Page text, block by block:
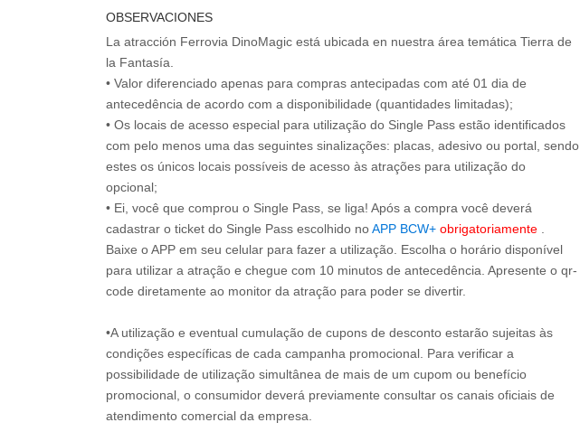
OBSERVACIONES
La atracción Ferrovia DinoMagic está ubicada en nuestra área temática Tierra de
la Fantasía.
• Valor diferenciado apenas para compras antecipadas com até 01 dia de
antecedência de acordo com a disponibilidade (quantidades limitadas);
• Os locais de acesso especial para utilização do Single Pass estão identificados
com pelo menos uma das seguintes sinalizações: placas, adesivo ou portal, sendo
estes os únicos locais possíveis de acesso às atrações para utilização do
opcional;
• Ei, você que comprou o Single Pass, se liga! Após a compra você deverá
cadastrar o ticket do Single Pass escolhido noAPP BCW+ obrigatoriamente
Baixe o APP em seu celular para fazer a utilização. Escolha o horário disponível
para utilizar a atração e chegue com 10 minutos de antecedência. Apresente o qr-
code diretamente ao monitor da atração para poder se divertir.
•A utilização e eventual cumulação de cupons de desconto estarão sujeitas às
condições específicas de cada campanha promocional. Para verificar a
possibilidade de utilização simultânea de mais de um cupom ou benefício
promocional, o consumidor deverá previamente consultar os canais oficiais de
atendimento comercial da empresa.